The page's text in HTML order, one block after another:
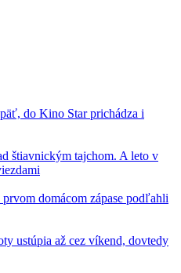
do Kino Star prichádza i
štiavnickým tajchom. A leto v
domácom zápase podľahli
ustúpia až cez víkend, dovtedy